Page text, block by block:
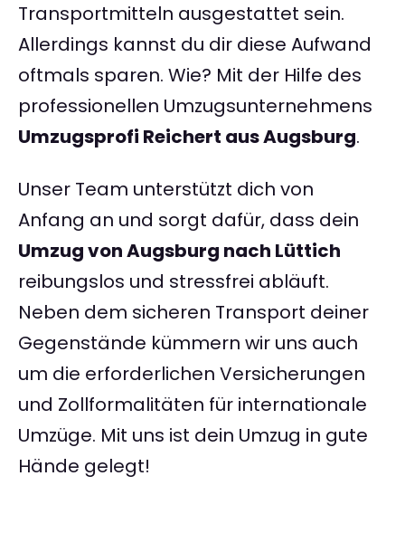
Transportmitteln ausgestattet sein.
Allerdings kannst du dir diese Aufwand
oftmals sparen. Wie? Mit der Hilfe des
professionellen Umzugsunternehmens
Umzugsprofi Reichert aus Augsburg.
Unser Team unterstützt dich von
Anfang an und sorgt dafür, dass dein
Umzug von Augsburg nach Lüttich
reibungslos und stressfrei abläuft.
Neben dem sicheren Transport deiner
Gegenstände kümmern wir uns auch
um die erforderlichen Versicherungen
und Zollformalitäten für internationale
Umzüge. Mit uns ist dein Umzug in gute
Hände gelegt!